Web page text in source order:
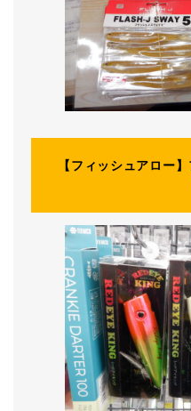
【フィッシュアロー